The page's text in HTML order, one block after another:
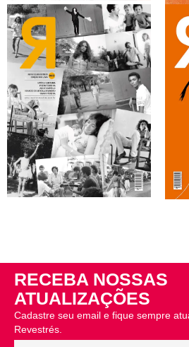
RECEBA NOSSAS
ATUALIZAÇÕES
Cadastre seu email e fique sempre
Revestrés.